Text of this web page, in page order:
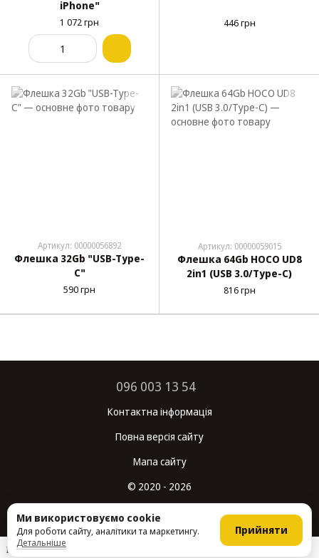
iPhone"
1 072 грн 446 грн
Артикул: 00000056892
Флешка 32Gb "USB-Type-
C"
590 грн
Артикул: 00000059015
Флешка 64Gb HOCO UD8
2in1 (USB 3.0/Type-C)
816 грн
096 003 13 54
Контактна інформація
Повна версія сайту
Мапа сайту
© 2020 - 2026
Інтернет-магазин створений з Хорошоп
Ми використовуємо cookie
Для роботи сайту, аналітики та маркетингу.
Детальніше
Прийняти